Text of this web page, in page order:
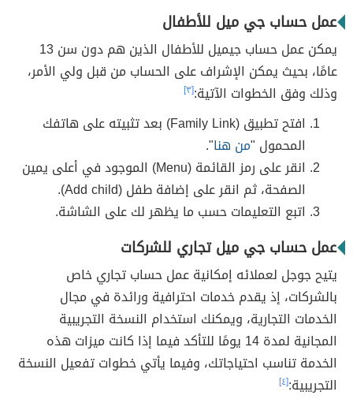
عمل حساب جي ميل للأطفال
يمكن عمل حساب جيميل للأطفال الذين هم دون سن 13
عامًا، بحيث يمكن الإشراف على الحساب من قبل ولي الأمر،
وذلك وفق الخطوات الآتية:[٣]
افتح تطبيق (Family Link) بعد تثبيته على هاتفك
المحمول "من هنا".
انقر على رمز القائمة (Menu) الموجود في أعلى يمين
الصفحة، ثم انقر على إضافة طفل (Add child).
اتبع التعليمات حسب ما يظهر لك على الشاشة.
عمل حساب جي ميل تجاري للشركات
يتيح جوجل لعملائه إمكانية عمل حساب تجاري خاص
بالشركات، إذ يقدم خدمات احترافية ورائدة في مجال
الخدمات التجارية، ويمكنك استخدام النسخة التجريبية
المجانية لمدة 14 يومًا للتأكد فيما إذا كانت ميزات هذه
الخدمة تناسب احتياجاتك، وفيما يأتي خطوات تفعيل النسخة
التجريبية:[٤]